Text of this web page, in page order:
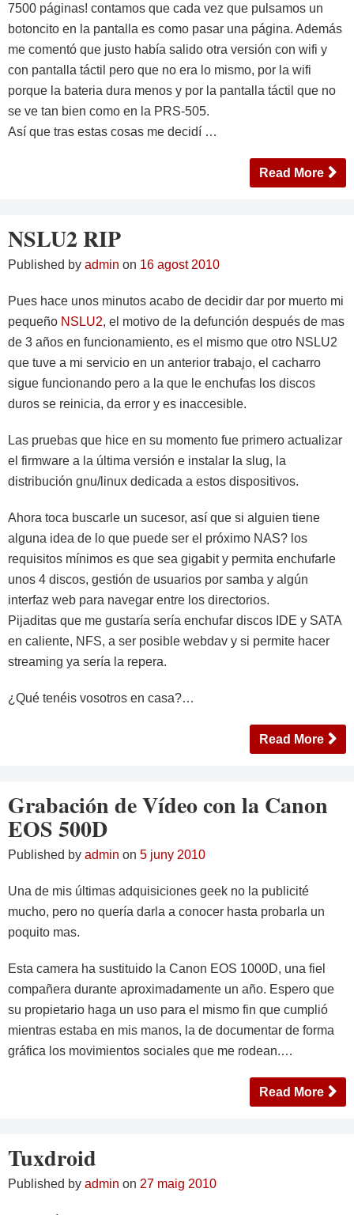
7500 páginas! contamos que cada vez que pulsamos un
botoncito en la pantalla es como pasar una página. Además
me comentó que justo había salido otra versión con wifi y
con pantalla táctil pero que no era lo mismo, por la wifi
porque la bateria dura menos y por la pantalla táctil que no
se ve tan bien como en la PRS-505.
Así que tras estas cosas me decidí …
Read More
NSLU2 RIP
Published by admin on 16 agost 2010
Pues hace unos minutos acabo de decidir dar por muerto mi
pequeño NSLU2, el motivo de la defunción después de mas
de 3 años en funcionamiento, es el mismo que otro NSLU2
que tuve a mi servicio en un anterior trabajo, el cacharro
sigue funcionando pero a la que le enchufas los discos
duros se reinicia, da error y es inaccesible.
Las pruebas que hice en su momento fue primero actualizar
el firmware a la última versión e instalar la slug, la
distribución gnu/linux dedicada a estos dispositivos.
Ahora toca buscarle un sucesor, así que si alguien tiene
alguna idea de lo que puede ser el próximo NAS? los
requisitos mínimos es que sea gigabit y permita enchufarle
unos 4 discos, gestión de usuarios por samba y algún
interfaz web para navegar entre los directorios.
Pijaditas que me gustaría sería enchufar discos IDE y SATA
en caliente, NFS, a ser posible webdav y si permite hacer
streaming ya sería la repera.
¿Qué tenéis vosotros en casa?…
Read More
Grabación de Vídeo con la Canon
EOS 500D
Published by admin on 5 juny 2010
Una de mis últimas adquisiciones geek no la publicité
mucho, pero no quería darla a conocer hasta probarla un
poquito mas.
Esta camera ha sustituido la Canon EOS 1000D, una fiel
compañera durante aproximadamente un año. Espero que
su propietario haga un uso para el mismo fin que cumplió
mientras estaba en mis manos, la de documentar de forma
gráfica los movimientos sociales que me rodean.…
Read More
Tuxdroid
Published by admin on 27 maig 2010